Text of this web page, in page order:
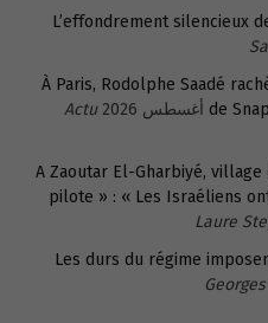
L’effondrement silencieux
À Paris, Rodolphe Saadé
de
Actu
A Zaoutar El-Gharbiyé,
pilote » : « Les Israéliens
Laure
Les durs du régime